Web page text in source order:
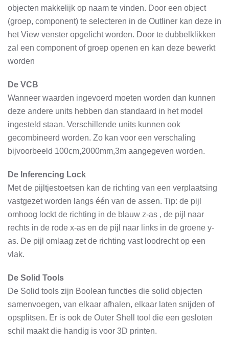
objecten makkelijk op naam te vinden. Door een object
(groep, component) te selecteren in de Outliner kan deze in
het View venster opgelicht worden. Door te dubbelklikken
zal een component of groep openen en kan deze bewerkt
worden
De VCB
Wanneer waarden ingevoerd moeten worden dan kunnen
deze andere units hebben dan standaard in het model
ingesteld staan. Verschillende units kunnen ook
gecombineerd worden. Zo kan voor een verschaling
bijvoorbeeld 100cm,2000mm,3m aangegeven worden.
De Inferencing Lock
Met de pijltjestoetsen kan de richting van een verplaatsing
vastgezet worden langs één van de assen. Tip: de pijl
omhoog lockt de richting in de blauw z-as , de pijl naar
rechts in de rode x-as en de pijl naar links in de groene y-
as. De pijl omlaag zet de richting vast loodrecht op een
vlak.
De Solid Tools
De Solid tools zijn Boolean functies die solid objecten
samenvoegen, van elkaar afhalen, elkaar laten snijden of
opsplitsen. Er is ook de Outer Shell tool die een gesloten
schil maakt die handig is voor 3D printen.